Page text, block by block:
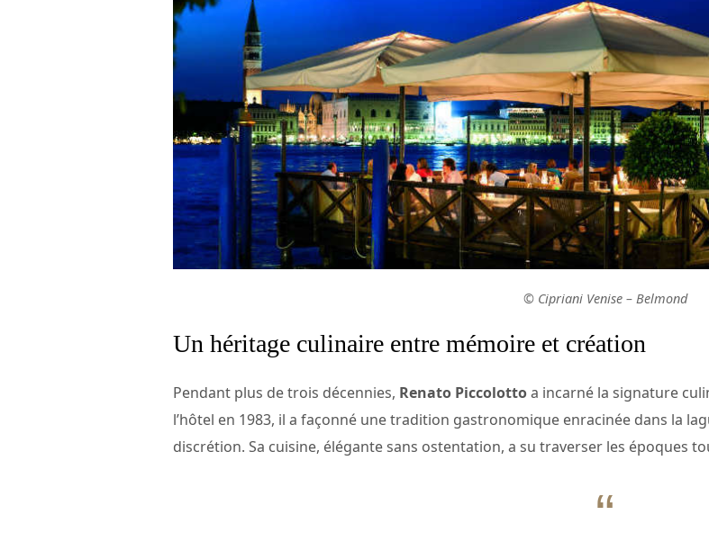
© Cipriani Venise – Belmond
Un héritage culinaire entre mémoire et création
Pendant plus de trois décennies, Renato Piccolottoa incarné la signature
l’hôtel en 1983, il a façonné une tradition gastronomique enracinée dans la
discrétion. Sa cuisine, élégante sans ostentation, a su traverser les époques